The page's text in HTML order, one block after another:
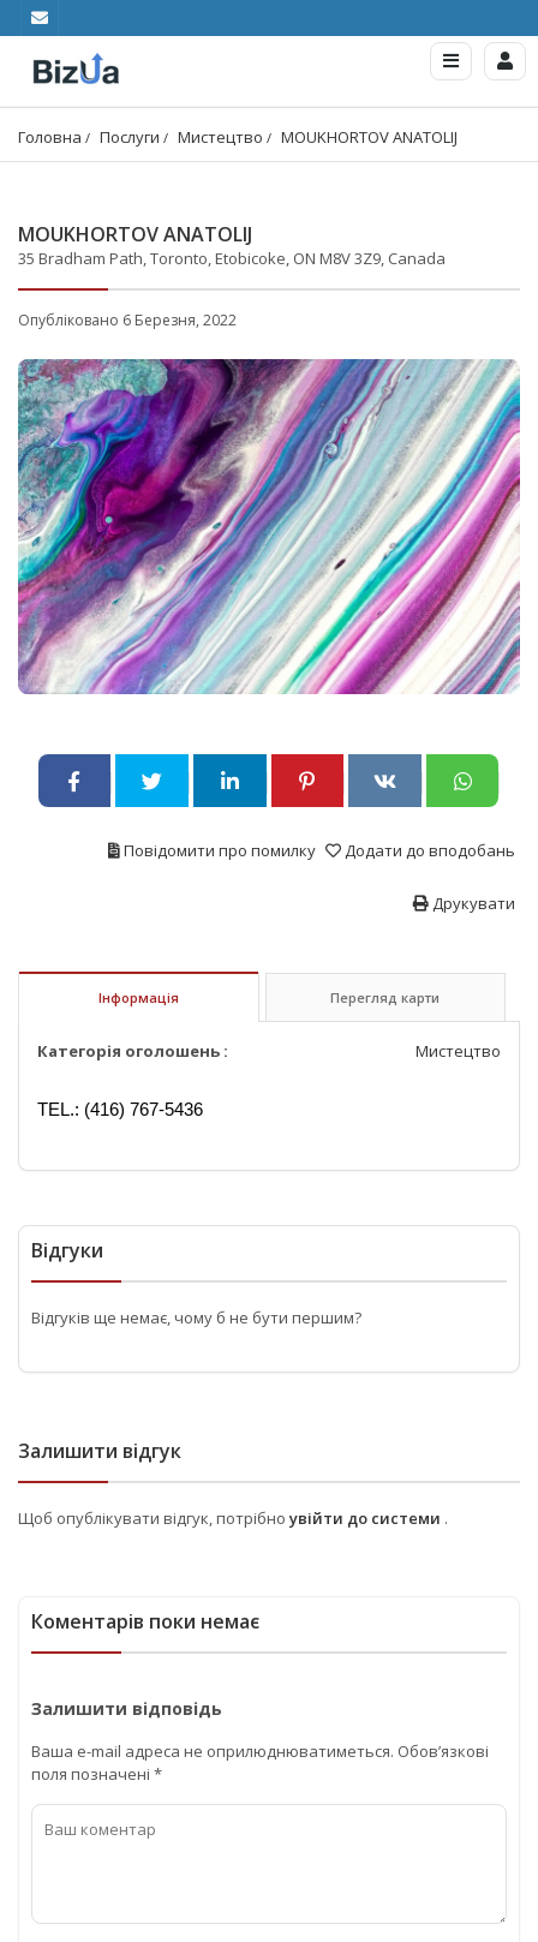
Головна Послуги Мистецтво MOUKHORTOV ANATOLIJ
MOUKHORTOV ANATOLIJ
35 Bradham Path, Toronto, Etobicoke, ON M8V 3Z9, Canada
Опубліковано 6 Березня, 2022
Додати до вподобань
Повідомити про помилку
Друкувати
Інформація Перегляд карти
Категорія оголошень : Мистецтво
TEL.: (416) 767-5436
Відгуки
Відгуків ще немає, чому б не бути першим?
Залишити відгук
Щоб опублікувати відгук, потрібно увійти до системи .
Коментарів поки немає
Залишити відповідь
Ваша e-mail адреса не оприлюднюватиметься. Обов’язкові
поля позначені *